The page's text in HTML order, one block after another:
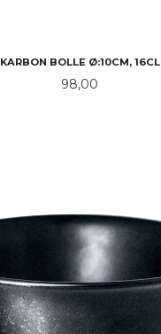
KARBON BOLLE Ø:10CM, 16CL
Pris
98,00